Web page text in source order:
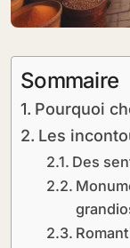
Sommaire
Pourquoi
Les
Des